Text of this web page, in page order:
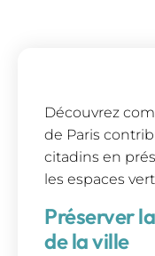
Découvrez
de Paris
citadins en
les espaces
Préserver
de la ville